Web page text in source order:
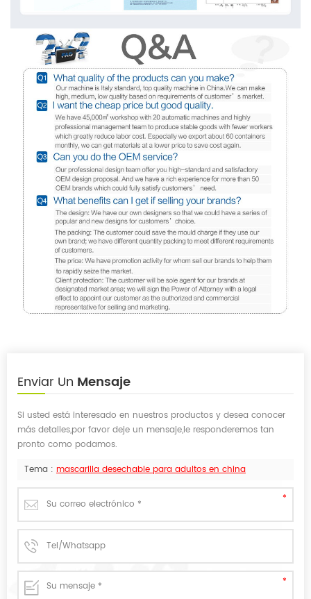
Enviar Un Mensaje
Si usted está interesado en nuestros productos y desea conocer
más detalles,por favor deje un mensaje,le responderemos tan
pronto como podamos.
Tema : mascarilla desechable para adultos en china